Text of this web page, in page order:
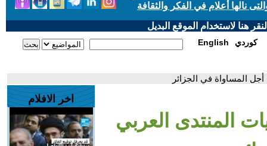
نالها أعلام في الفكر والثقافة
هنا لاستخدام الموقع البديل
English كوردي
المساواة في الجزائر
المنتدى العربي
اخر الافلام